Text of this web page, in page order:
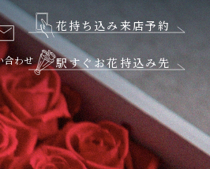
合わせ
花持ち込み来店予約
駅すぐお花持込み先